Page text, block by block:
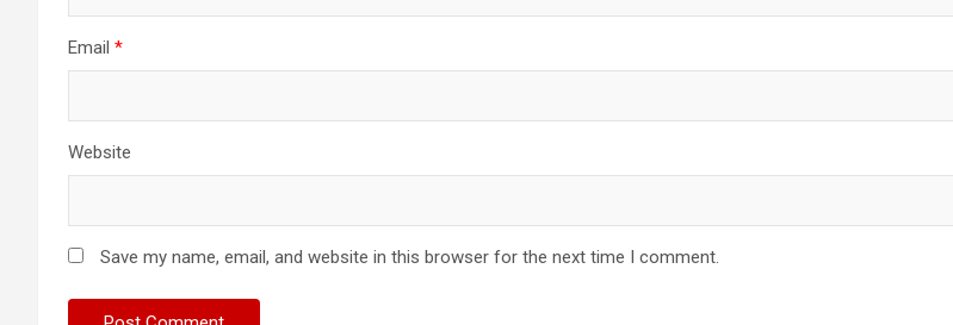
Email *
Website
Save my name, email, and website in this browser for the next time I comment.